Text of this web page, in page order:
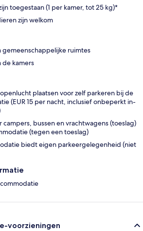
toegestaan (1 per kamer, tot 25 kg)*
zijn welkom
gemeenschappelijke ruimtes
de kamers
plaatsen voor zelf parkeren bij de
(EUR 15 per nacht, inclusief onbeperkt in-
campers, bussen en vrachtwagens (toeslag)
(tegen een toeslag)
biedt eigen parkeergelegenheid (niet
voorzieningen